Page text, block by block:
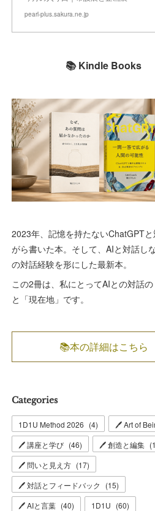
pearl-plus.sakura.ne.jp
📚 Kindle Books
2023年、記憶を持たないChatGPT
がら書いた本。そして、AIと対話し
の対話経験を形にした最新本。
この2冊は、私にとってAIとの対話の
と「現在地」です。
📚本の詳細はこちら
Categories
1D1U Method 2026 (4) 🖊 Art of
🖊 講座と学び (46) 🖊 創造と編集 (
🖊 問いと見え方 (17)
🖊 対話とフィードバック
(15)
🖊 AIと言葉 (40) 1D1U (60)